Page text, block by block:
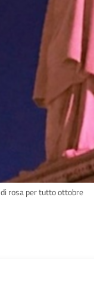
rosa per tutto ottobre